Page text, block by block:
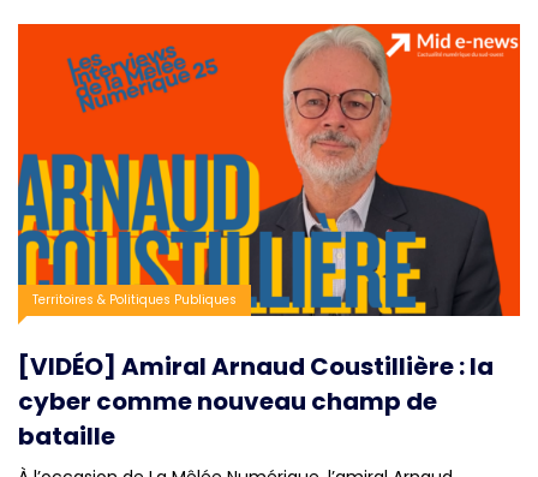
Territoires & Politiques Publiques
[VIDÉO] Amiral Arnaud Coustillière : la
cyber comme nouveau champ de
bataille